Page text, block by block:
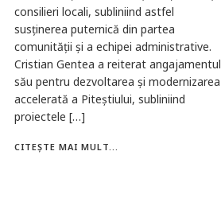
consilieri locali, subliniind astfel
susținerea puternică din partea
comunității și a echipei administrative.
Cristian Gentea a reiterat angajamentul
său pentru dezvoltarea și modernizarea
accelerată a Piteștiului, subliniind
proiectele […]
CITEȘTE MAI MULT...